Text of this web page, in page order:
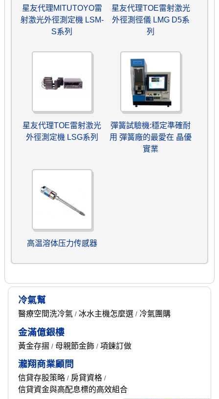
星友代理MITUTOYO雷
射激光外徑測定機 LSM-
S系列
星友代理TOE雷射激光
外徑測徑儀 LMG D5系
列
星友代理TOE雷射激光
外徑測定機 LSG系列
彈簧試驗機:穩定準確耐
用 彈簧廠的最愛在 晶優
實業
高温溶体压力传感器
冷氣幫
醫療空間洗冷氣/ 冰水主機怎麼選/ 冷氣團購
金滿億銀樓
黃金存摺 / 母親節金飾 / 項鍊訂做
瀧翔商業顧問
信貸存股策略/ 房貸資格/
信貸資金與高配息標的高效組合